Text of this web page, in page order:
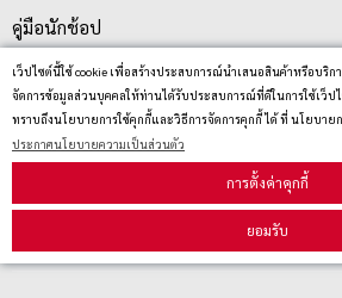
เว็ปไซต์นี้ใช้ cookie เพื่อสร้างประสบการณ์นำเสนอสินค้าหรือบริ
จัดการข้อมูลส่วนบุคคลให้ท่านได้รับประสบการณ์ที่ดีในการใช้เว็ป
ทราบถึงนโยบายการใช้คุกกี้และวิธีการจัดการคุกกี้ ได้ ที่ นโยบายก
ประกาศนโยบายความเป็นส่วนตัว
การตั้งค่าคุกกี้
ยอมรับ
คู่มือนักช้อป
วิธีลบคุกกี้
สมัครรับข่าวสาร
รับข่าวสาร